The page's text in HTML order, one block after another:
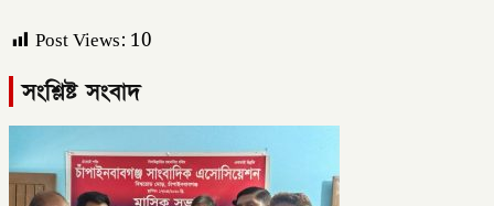
Post Views: 10
সংশ্লিষ্ট সংবাদ